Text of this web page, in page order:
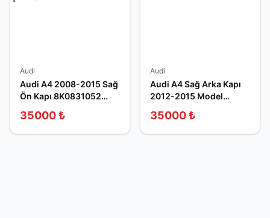
Audi
Audi A4 2008-2015 Sağ
Ön Kapı 8K0831052
35000 ₺
Audi
Audi A4 Sağ Arka Kapı
2012-2015 Model
35000 ₺